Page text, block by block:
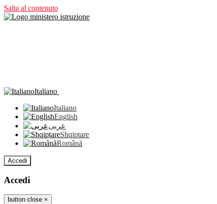
Salta al contenuto
Italiano
Italiano
English
عربى
Shqiptare
Română
Accedi
Accedi
button close ×